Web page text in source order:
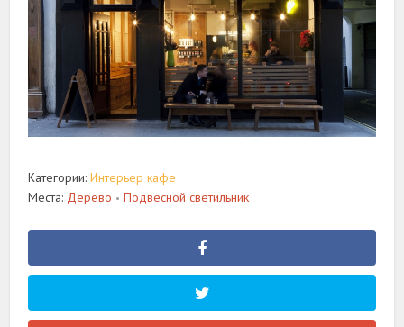
Категории:Интерьер кафе
Места: Дерево • Подвесной светильник